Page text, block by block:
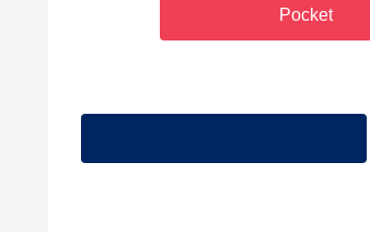
Pocket